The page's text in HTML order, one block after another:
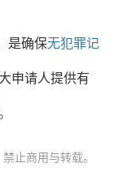
是确保无犯罪记
申请人提供有
止商用与转载。